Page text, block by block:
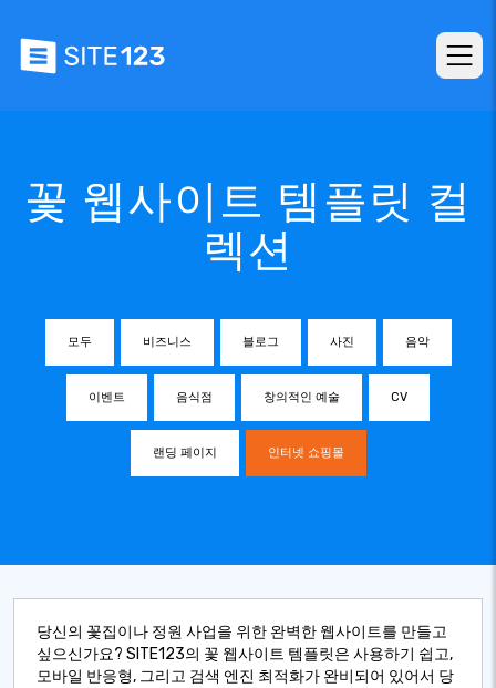
꽃 웹사이트 템플릿 컬
렉션
모두 비즈니스 블로그 사진 음악
이벤트 음식점 창의적인 예술 CV
랜딩 페이지 인터넷 쇼핑몰
당신의 꽃집이나 정원 사업을 위한 완벽한 웹사이트를 만들고
싶으신가요? SITE123의 꽃 웹사이트 템플릿은 사용하기 쉽고,
모바일 반응형, 그리고 검색 엔진 최적화가 완비되어 있어서 당